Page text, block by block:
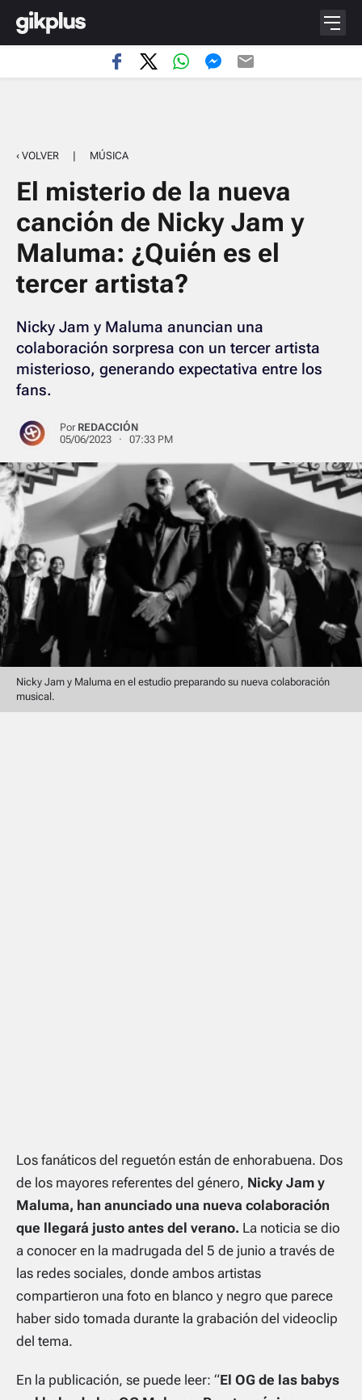
‹ VOLVER | MÚSICA
El misterio de la nueva
canción de Nicky Jam y
Maluma: ¿Quién es el
tercer artista?
Nicky Jam y Maluma anuncian una
colaboración sorpresa con un tercer artista
misterioso, generando expectativa entre los
fans.
Por REDACCIÓN
05/06/2023 · 07:33 PM
Nicky Jam y Maluma en el estudio preparando su nueva colaboración
musical.
Los fanáticos del reguetón están de enhorabuena. Dos
de los mayores referentes del género, Nicky Jam y
Maluma, han anunciado una nueva colaboración
que llegará justo antes del verano. La noticia se dio
a conocer en la madrugada del 5 de junio a través de
las redes sociales, donde ambos artistas
compartieron una foto en blanco y negro que parece
haber sido tomada durante la grabación del videoclip
del tema.
En la publicación, se puede leer: “El OG de las babys